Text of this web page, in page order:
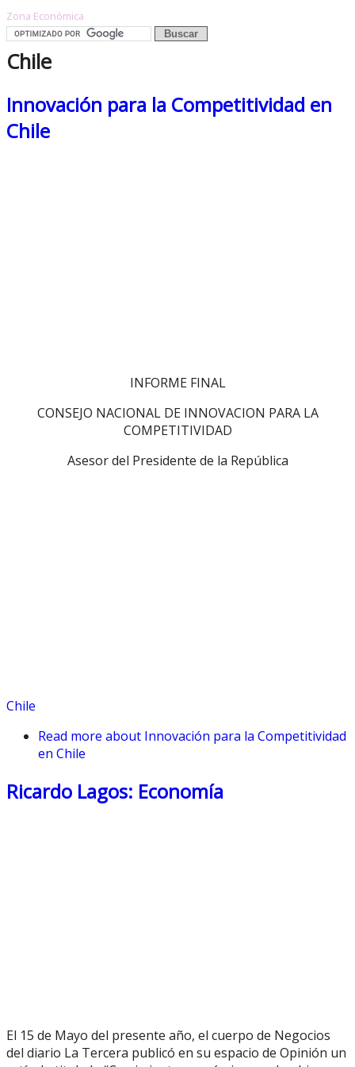
Zona Económica
Chile
Innovación para la Competitividad en
Chile
INFORME FINAL
CONSEJO NACIONAL DE INNOVACION PARA LA
COMPETITIVIDAD
Asesor del Presidente de la República
Chile
Read more about Innovación para la Competitividad
en Chile
Ricardo Lagos: Economía
El 15 de Mayo del presente año, el cuerpo de Negocios
del diario La Tercera publicó en su espacio de Opinión un